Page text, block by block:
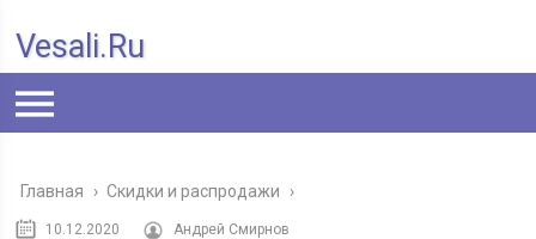
Vesali.ru
Главная › Скидки и распродажи ›
10.12.2020
Андрей Смирнов